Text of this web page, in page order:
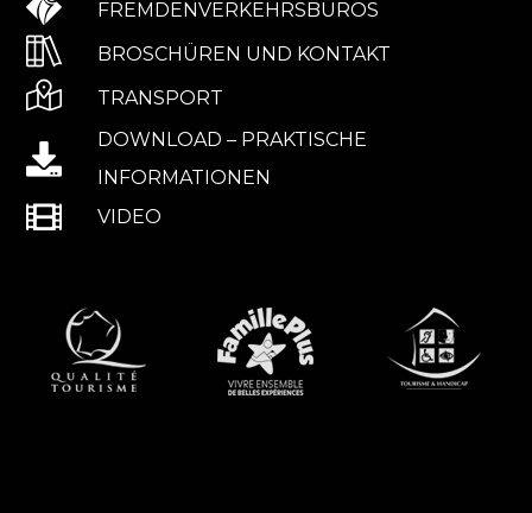
FREMDENVERKEHRSBÜROS
BROSCHÜREN UND KONTAKT
TRANSPORT
DOWNLOAD – PRAKTISCHE
INFORMATIONEN
VIDEO